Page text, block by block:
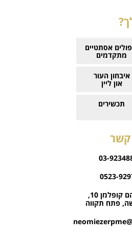
אסתטיים
מתקדמים
איבחון העור
און ליין
תכשירים
קשר
03-
0523-
קופלמן 10,
פתח תקווה